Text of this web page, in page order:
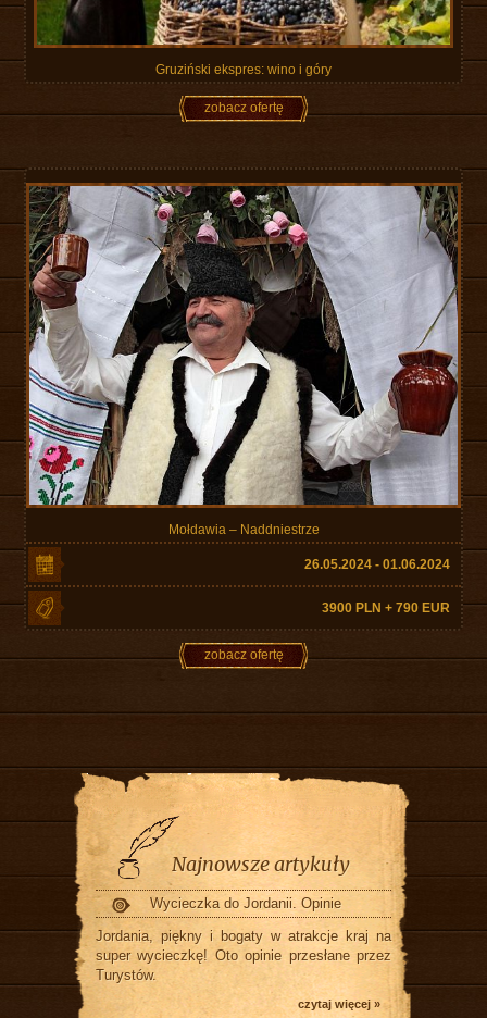
Gruziński ekspres: wino i góry
zobacz ofertę
Mołdawia – Naddniestrze
26.05.2024 - 01.06.2024
3900 PLN + 790 EUR
zobacz ofertę
Najnowsze artykuły
Wycieczka do Jordanii. Opinie
Jordania, piękny i bogaty w atrakcje kraj na
super wycieczkę! Oto opinie przesłane przez
Turystów.
czytaj więcej »